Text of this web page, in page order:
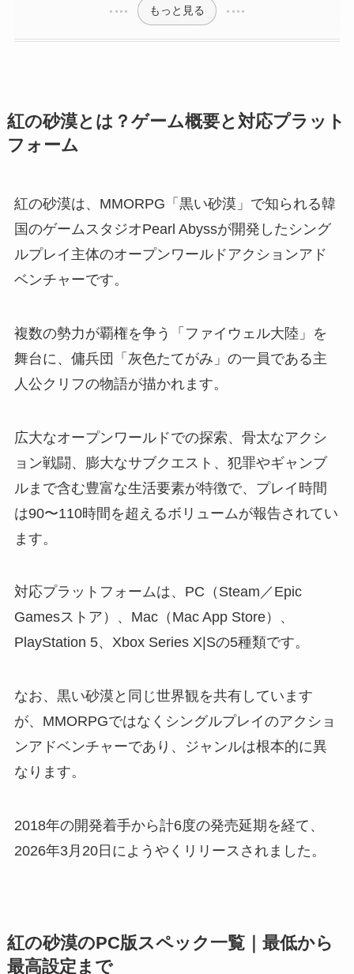
もっと見る
紅の砂漠とは？ゲーム概要と対応プラット
フォーム
紅の砂漠は、MMORPG「黒い砂漠」で知られる韓
国のゲームスタジオPearl Abyssが開発したシング
ルプレイ主体のオープンワールドアクションアド
ベンチャーです。
複数の勢力が覇権を争う「ファイウェル大陸」を
舞台に、傭兵団「灰色たてがみ」の一員である主
人公クリフの物語が描かれます。
広大なオープンワールドでの探索、骨太なアクシ
ョン戦闘、膨大なサブクエスト、犯罪やギャンブ
ルまで含む豊富な生活要素が特徴で、プレイ時間
は90〜110時間を超えるボリュームが報告されてい
ます。
対応プラットフォームは、PC（Steam／Epic
Gamesストア）、Mac（Mac App Store）、
PlayStation 5、Xbox Series X|Sの5種類です。
なお、黒い砂漠と同じ世界観を共有しています
が、MMORPGではなくシングルプレイのアクショ
ンアドベンチャーであり、ジャンルは根本的に異
なります。
2018年の開発着手から計6度の発売延期を経て、
2026年3月20日にようやくリリースされました。
紅の砂漠のPC版スペック一覧｜最低から
最高設定まで